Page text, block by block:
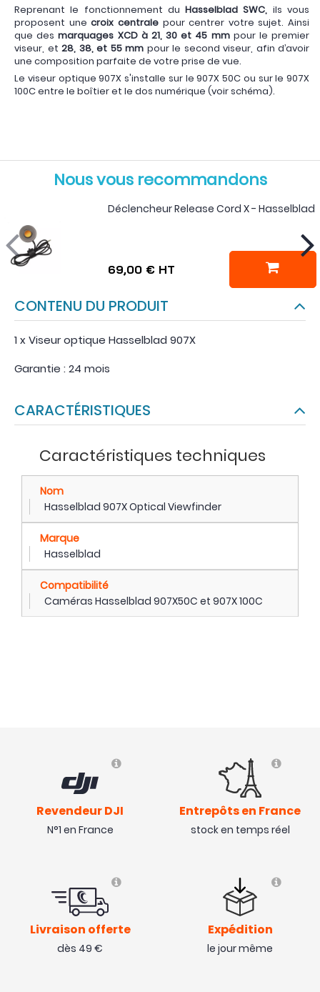
Reprenant le fonctionnement duHasselblad SWC, ils vous
proposent unecroix centralepour centrer votre sujet. Ainsi
que desmarquages XCD à 21, 30 et 45 mmpour le premier
viseur, et 28, 38, et 55 mm pour le second viseur, afin d’avoir
une composition parfaite de votre prise de vue.
Le viseur optique 907X s'installe sur le 907X 50C ou sur le 907X
100C entre le boîtier et le dos numérique (voir schéma).
Nous vous recommandons
Déclencheur Release Cord X - Hasselblad
69,00 € HT
CONTENU DU PRODUIT
1 x Viseur optique Hasselblad 907X
Garantie : 24 mois
CARACTÉRISTIQUES
Caractéristiques techniques
Nom
Hasselblad 907X Optical Viewfinder
Marque
Hasselblad
Compatibilité
Caméras Hasselblad 907X50C et 907X 100C
Revendeur DJI
N°1 en France
Entrepôts en France
stock en temps réel
Livraison offerte
dès 49 €
Expédition
le jour même